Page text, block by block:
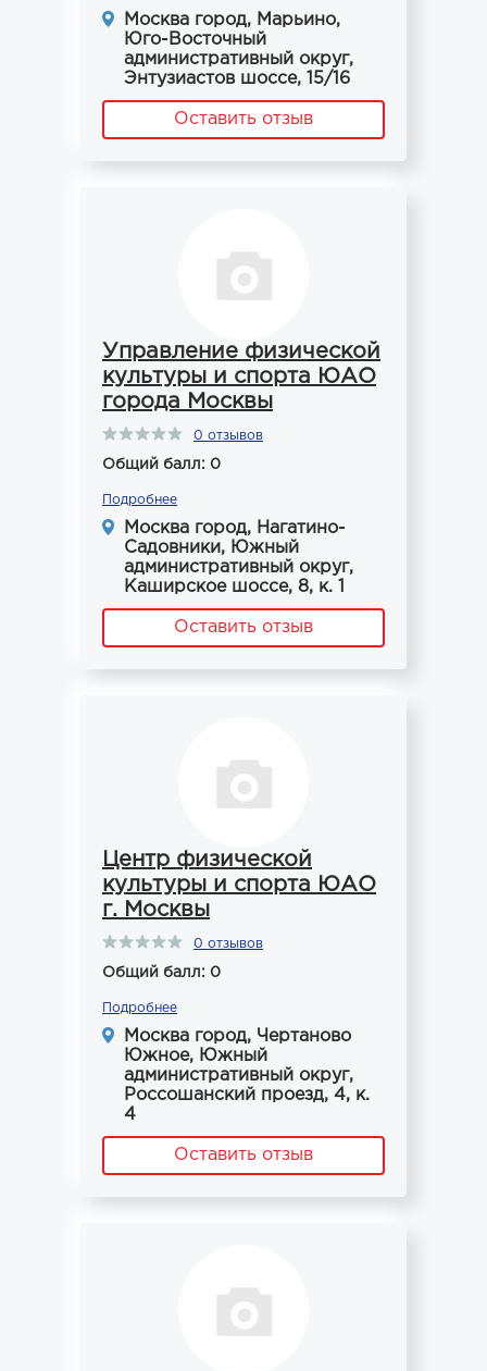
Москва город, Марьино,
Юго-Восточный
административный округ,
Энтузиастов шоссе, 15/16
Оставить отзыв
Управление физической
культуры и спорта ЮАО
города Москвы
0 отзывов
Общий балл: 0
Подробнее
Москва город, Нагатино-
Садовники, Южный
административный округ,
Каширское шоссе, 8, к. 1
Оставить отзыв
Центр физической
культуры и спорта ЮАО
г. Москвы
0 отзывов
Общий балл: 0
Подробнее
Москва город, Чертаново
Южное, Южный
административный округ,
Россошанский проезд, 4, к.
4
Оставить отзыв